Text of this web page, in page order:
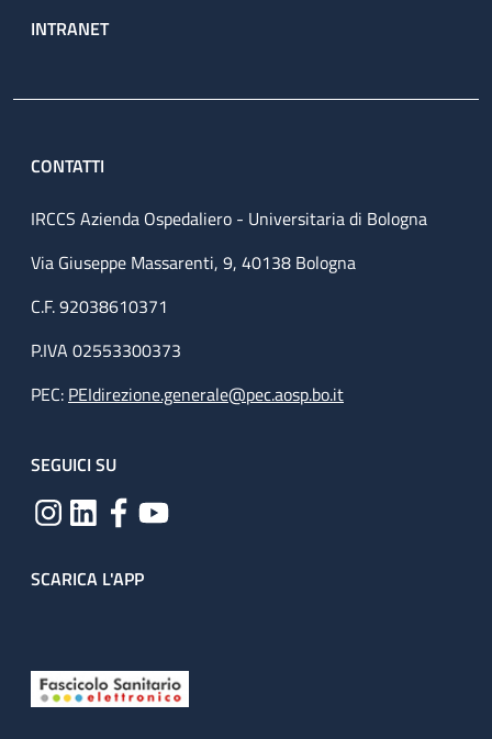
INTRANET
CONTATTI
IRCCS Azienda Ospedaliero - Universitaria di Bologna
Via Giuseppe Massarenti, 9, 40138 Bologna
C.F. 92038610371
P.IVA 02553300373
PEC: PEIdirezione.generale@pec.aosp.bo.it
SEGUICI SU
SCARICA L'APP